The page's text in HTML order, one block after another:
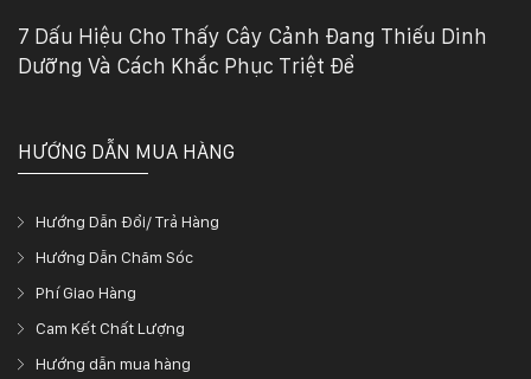
7 Dấu Hiệu Cho Thấy Cây Cảnh Đang Thiếu Dinh
Dưỡng Và Cách Khắc Phục Triệt Để
HƯỚNG DẪN MUA HÀNG
Hướng Dẫn Đổi/ Trả Hàng
Hướng Dẫn Chăm Sóc
Phí Giao Hàng
Cam Kết Chất Lượng
Hướng dẫn mua hàng